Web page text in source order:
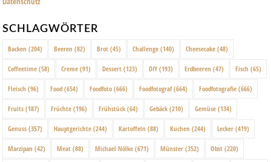
SCHLAGWÖRTER
Backen (204) Beeren (82) Brot (45) Challenge (140) Cheesecake (48)
Coffeetime (58) Creme (91) Dessert (123) DIY (193) Erdbeeren (47) Fisch (65)
Fleisch (96) Food (654) Foodfoto (666) Foodfotograf(664) Foodfotografie (666)
Fruits (187) Früchte (196) Frühstück (64) Gebäck (210) Gemüse (134)
Genuss (357) Hauptgerichte (244) Kartoffeln (88) Kuchen (244) Lecker (419)
Marzipan (42) Meat (88) Michael Nölke (671) Münster (352) Obst (220)